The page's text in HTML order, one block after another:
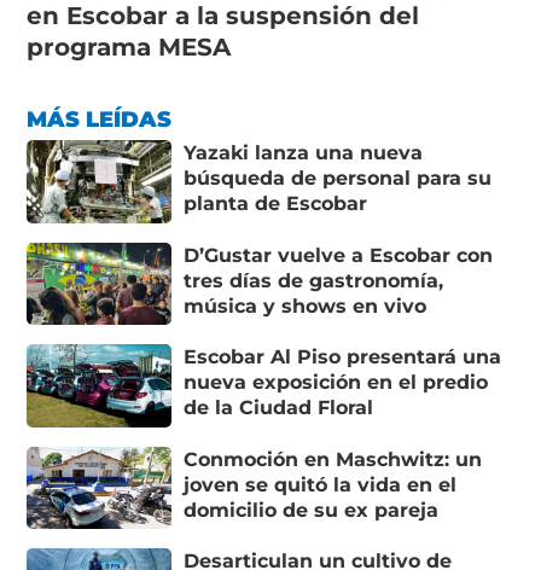
en Escobar a la suspensión del
programa MESA
MÁS LEÍDAS
Yazaki lanza una nueva
búsqueda de personal para su
planta de Escobar
D’Gustar vuelve a Escobar con
tres días de gastronomía,
música y shows en vivo
Escobar Al Piso presentará una
nueva exposición en el predio
de la Ciudad Floral
Conmoción en Maschwitz: un
joven se quitó la vida en el
domicilio de su ex pareja
Desarticulan un cultivo de